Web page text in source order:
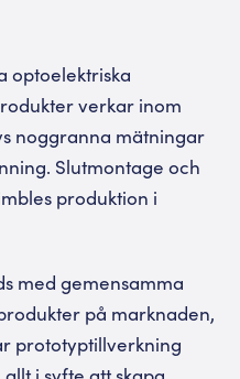
optoelektriska
verkar inom
noggranna mätningar
Slutmontage och
produktion i
med gemensamma
på marknaden,
prototyptillverkning